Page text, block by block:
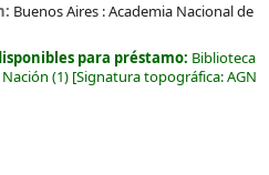
Buenos Aires :Academia Nacional de
para préstamo: Biblioteca
(1) Signatura topográfica:AGN